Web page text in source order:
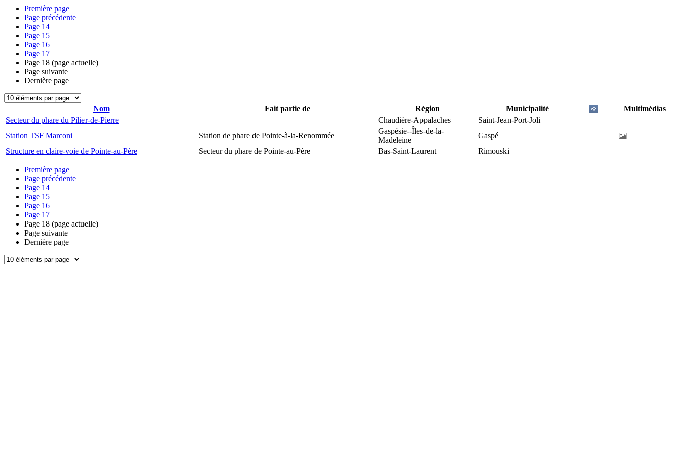
Première page
Page précédente
Page 14
Page 15
Page 16
Page 17
Page 18 (page actuelle)
Page suivante
Dernière page
Nom Fait partie de Région Municipalité
Multimédias
Secteur du phare du Pilier-de-Pierre
Chaudière-Appalaches
Saint-Jean-Port-Joli
Station TSF Marconi
Station de phare de Pointe-à-la-Renommée
Gaspésie--Îles-de-la-
Madeleine
Gaspé
Structure en claire-voie de Pointe-au-Père
Secteur du phare de Pointe-au-Père Bas-Saint-Laurent Rimouski
Première page
Page précédente
Page 14
Page 15
Page 16
Page 17
Page 18 (page actuelle)
Page suivante
Dernière page